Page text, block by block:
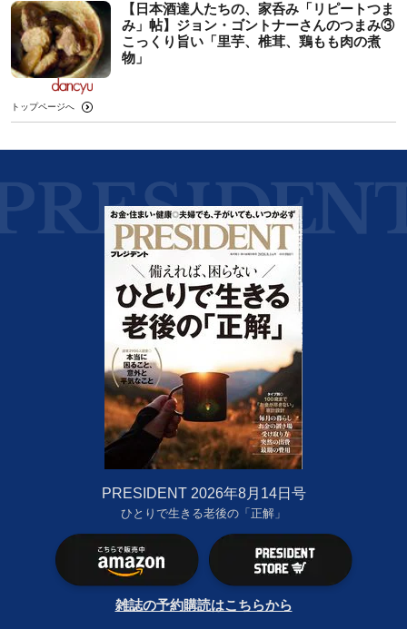
【日本酒達人たちの、家呑み「リピートつま
み」帖】ジョン・ゴントナーさんのつまみ③
こっくり旨い「里芋、椎茸、鶏もも肉の煮
物」
トップページへ
PRESIDENT 2026年8月14日号
ひとりで生きる老後の「正解」
雑誌の予約購読はこちらから